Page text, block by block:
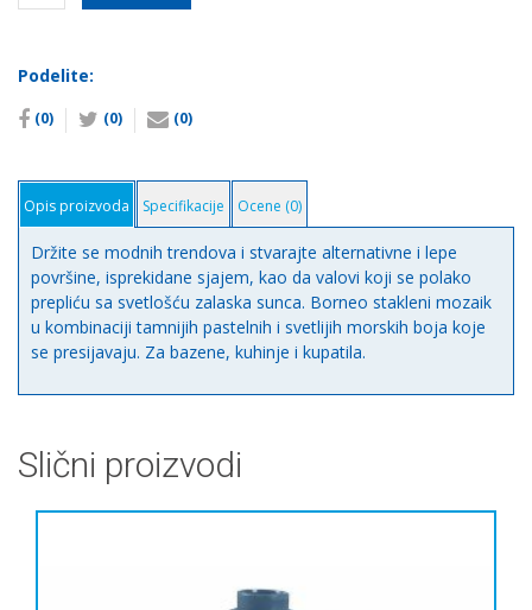
Podelite:
(0) (0) (0)
Opis proizvoda Specifikacije Ocene (0)
Držite se modnih trendova i stvarajte alternativne i lepe
površine, isprekidane sjajem, kao da valovi koji se polako
prepliću sa svetlošću zalaska sunca. Borneo stakleni mozaik
u kombinaciji tamnijih pastelnih i svetlijih morskih boja koje
se presijavaju. Za bazene, kuhinje i kupatila.
Slični proizvodi